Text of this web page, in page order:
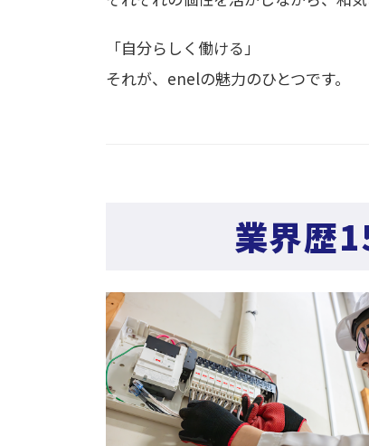
「自分らしく働ける」
それが、enelの魅力のひとつです。
業界歴